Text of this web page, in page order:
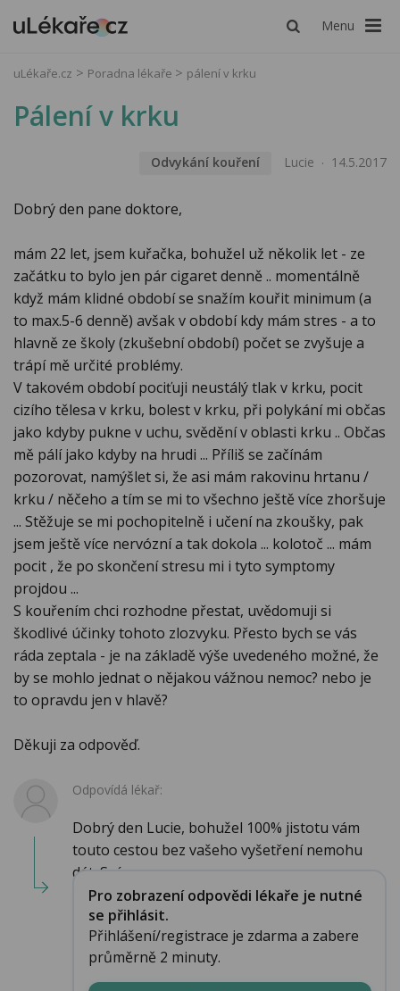
Menu
uLékaře.cz Poradna lékaře pálení v krku
Pálení v krku
Odvykání kouření Lucie 14.5.2017
Dobrý den pane doktore,
mám 22 let, jsem kuřačka, bohužel už několik let - ze
začátku to bylo jen pár cigaret denně .. momentálně
když mám klidné období se snažím kouřit minimum (a
to max.5-6 denně) avšak v období kdy mám stres - a to
hlavně ze školy (zkušební období) počet se zvyšuje a
trápí mě určité problémy.
V takovém období pociťuji neustálý tlak v krku, pocit
cizího tělesa v krku, bolest v krku, při polykání mi občas
jako kdyby pukne v uchu, svědění v oblasti krku .. Občas
mě pálí jako kdyby na hrudi ... Příliš se začínám
pozorovat, namýšlet si, že asi mám rakovinu hrtanu /
krku / něčeho a tím se mi to všechno ještě více zhoršuje
... Stěžuje se mi pochopitelně i učení na zkoušky, pak
jsem ještě více nervózní a tak dokola ... kolotoč ... mám
pocit , že po skončení stresu mi i tyto symptomy
projdou ...
S kouřením chci rozhodne přestat, uvědomuji si
škodlivé účinky tohoto zlozvyku. Přesto bych se vás
ráda zeptala - je na základě výše uvedeného možné, že
by se mohlo jednat o nějakou vážnou nemoc? nebo je
to opravdu jen v hlavě?
Děkuji za odpověď.
Odpovídá lékař:
Dobrý den Lucie, bohužel 100% jistotu vám
touto cestou bez vašeho vyšetření nemohu
dát. Spí...
Pro zobrazení odpovědi lékaře je nutné
se přihlásit.
Přihlášení/registrace je zdarma a zabere
průměrně 2 minuty.